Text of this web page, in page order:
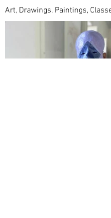
Art, Drawings, Paintings,